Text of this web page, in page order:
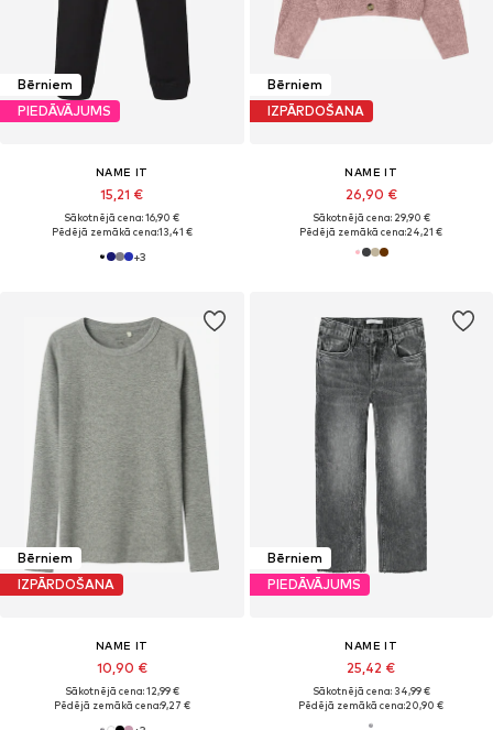
Bērniem
PIEDĀVĀJUMS
NAME IT
15,21 €
Sākotnējā cena: 16,90 €
Pēdējā zemākā cena:13,41 €
+3
Bērniem
IZPĀRDOŠANA
NAME IT
26,90 €
Sākotnējā cena: 29,90 €
Pēdējā zemākā cena:24,21 €
Bērniem
IZPĀRDOŠANA
NAME IT
10,90 €
Sākotnējā cena: 12,99 €
Pēdējā zemākā cena:9,27 €
Bērniem
PIEDĀVĀJUMS
NAME IT
25,42 €
Sākotnējā cena: 34,99 €
Pēdējā zemākā cena:20,90 €